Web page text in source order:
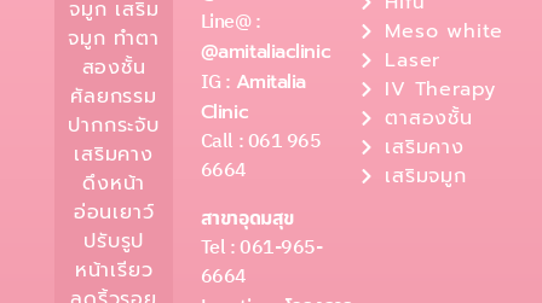
จมูก เสริม
จมูก ทำตา
สองชั้น
ศัลยกรรม
ปากกระจับ
เสริมคาง
ดึงหน้า
อ่อนเยาว์
ปรับรูป
หน้าเรียว
Line@ :
@amitaliaclinic
IG : Amitalia
Clinic
Call : 061 965
6664
สาขาอุดมสุข
Tel : 061-965-
6664
Meso white
Laser
IV Therapy
ตาสองชั้น
เสริมคาง
เสริมจมูก